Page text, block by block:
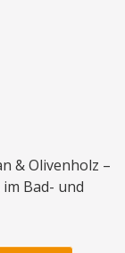
& Olivenholz –
Bad- und